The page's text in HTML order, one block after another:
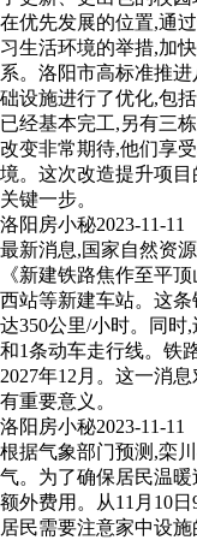
在优先发展的位置,通
习生活环境的举措,加
系。洛阳市高标准推
础设施进行了优化,包
已经基本完工,另有三
改变非常期待,他们享
境。这次改造提升项
关键一步。
洛阳房小秘2023-11-11
最新消息,国家自然资
《新建铁路焦作至平
西站等新建车站。这条
达350公里/小时。同时
和1条动车走行线。铁
2027年12月。这一消
有重要意义。
洛阳房小秘2023-11-11
根据气象部门预测,栾
气。为了确保居民温
额外费用。从11月10
居民需要注意家中设